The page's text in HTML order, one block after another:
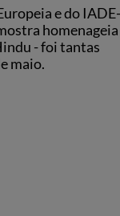
e do IADE-
homenageia
- foi tantas
maio.